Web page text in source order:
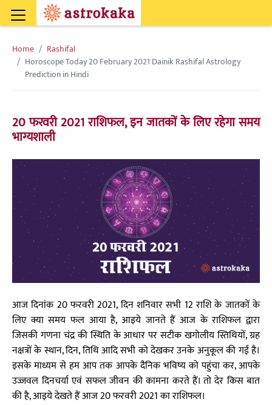
Home
Rashifal
Horoscope Today 20 February 2021 Dainik Rashifal Astrology
Prediction in Hindi
20 फरवरी 2021 राशिफल, इन जातकों के लिए रहेगा समय
भाग्यशाली
आज दिनांक 20 फरवरी 2021, दिन शनिवार सभी 12 राशि के जातकों के
लिए क्या समय फल आया है, आइये जानते हैं आज के राशिफल द्वारा
जिसकी गणना चंद्र की स्थिति के आधार पर सटीक खगोलीय स्तिथियों, ग्रह
नक्षत्रों के स्थान, दिन, तिथि आदि सभी को देखकर उनके अनुकूल की गई है।
इसके माध्यम से हम आप तक आपके दैनिक भविष्य को पहुंचा कर, आपके
उज्जवल दिनचर्या एवं सफल जीवन की कामना करते हैं। तो देर किस बात
की है, आइये देखते हैं आज 20 फरवरी 2021 का राशिफल।